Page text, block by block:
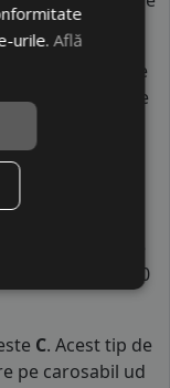
. Acest indice
cu o capacitate
roata in
reprezinta
Intre
C, consumul de
la fiecare 1000
C. Acest tip de
pe carosabil ud
urile.Află